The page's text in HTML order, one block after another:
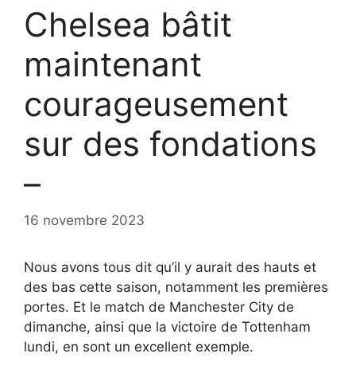
Chelsea bâtit
maintenant
courageusement
sur des fondations
–
16 novembre 2023
Nous avons tous dit qu’il y aurait des hauts et
des bas cette saison, notamment les premières
portes. Et le match de Manchester City de
dimanche, ainsi que la victoire de Tottenham
lundi, en sont un excellent exemple.